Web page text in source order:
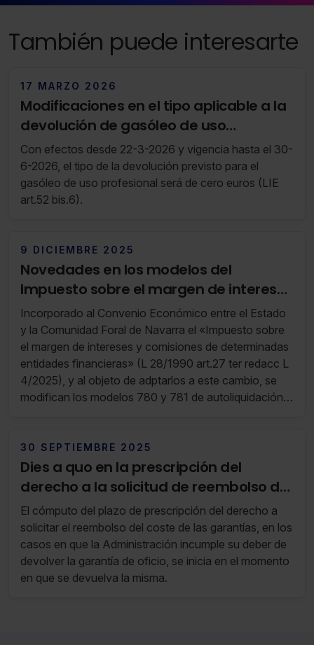
También puede interesarte
17 MARZO 2026
Modificaciones en el tipo aplicable a la
devolución de gasóleo de uso
profesional
Con efectos desde 22-3-2026 y vigencia hasta el 30-
6-2026, el tipo de la devolución previsto para el
gasóleo de uso profesional será de cero euros (LIE
art.52 bis.6).
9 DICIEMBRE 2025
Novedades en los modelos del
Impuesto sobre el margen de intereses
y comisiones de determinadas
entidades financieras
Incorporado al Convenio Económico entre el Estado
y la Comunidad Foral de Navarra el «Impuesto sobre
el margen de intereses y comisiones de determinadas
entidades financieras» (L 28/1990 art.27 ter redacc L
4/2025), y al objeto de adptarlos a este cambio, se
modifican los modelos 780 y 781 de autoliquidación y
30 SEPTIEMBRE 2025
Dies a quo en la prescripción del
derecho a la solicitud de reembolso del
coste de las garantías
El cómputo del plazo de prescripción del derecho a
solicitar el reembolso del coste de las garantías, en los
casos en que la Administración incumple su deber de
devolver la garantía de oficio, se inicia en el momento
en que se devuelva la misma.